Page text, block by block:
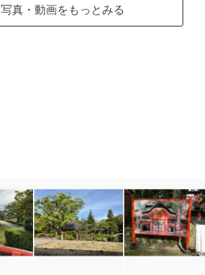
写真・動画をもっとみる